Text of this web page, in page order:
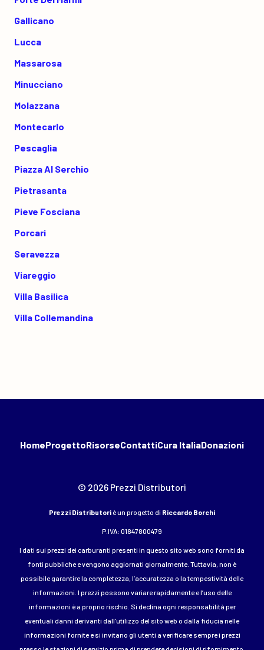
Gallicano
Lucca
Massarosa
Minucciano
Molazzana
Montecarlo
Pescaglia
Piazza Al Serchio
Pietrasanta
Pieve Fosciana
Porcari
Seravezza
Viareggio
Villa Basilica
Villa Collemandina
HomeProgettoRisorseContattiCura ItaliaDonazioni
© 2026 Prezzi Distributori
Prezzi Distributori è un progetto di Riccardo Borchi
P.IVA: 01847800479
I dati sui prezzi dei carburanti presenti in questo sito web sono forniti da
fonti pubbliche e vengono aggiornati giornalmente. Tuttavia, non è
possibile garantire la completezza, l’accuratezza o la tempestività delle
informazioni. I prezzi possono variare rapidamente e l’uso delle
informazioni è a proprio rischio. Si declina ogni responsabilità per
eventuali danni derivanti dall’utilizzo del sito web o dalla fiducia nelle
informazioni fornite e si invitano gli utenti a verificare sempre i prezzi